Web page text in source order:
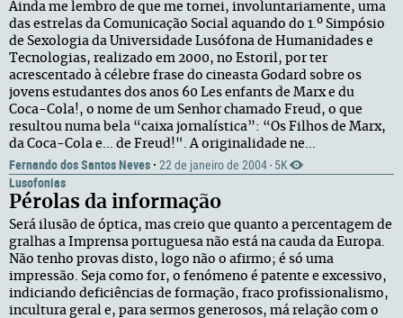
Ainda me lembro de que me tornei, involuntariamente, uma
das estrelas da Comunicação Social aquando do 1.º Simpósio
de Sexologia da Universidade Lusófona de Humanidades e
Tecnologias, realizado em 2000, no Estoril, por ter
acrescentado à célebre frase do cineasta Godard sobre os
jovens estudantes dos anos 60 Les enfants de Marx e du
Coca-Cola!, o nome de um Senhor chamado Freud, o que
resultou numa bela “caixa jornalística”: “Os Filhos de Marx,
da Coca-Cola e... de Freud!". A originalidade ne...
Fernando dos Santos Neves · 22 de janeiro de 2004 · 5K
Lusofonias
Pérolas da informação
Será ilusão de óptica, mas creio que quanto a percentagem de
gralhas a Imprensa portuguesa não está na cauda da Europa.
Não tenho provas disto, logo não o afirmo; é só uma
impressão. Seja como for, o fenómeno é patente e excessivo,
indiciando deficiências de formação, fraco profissionalismo,
incultura geral e, para sermos generosos, má relação com o